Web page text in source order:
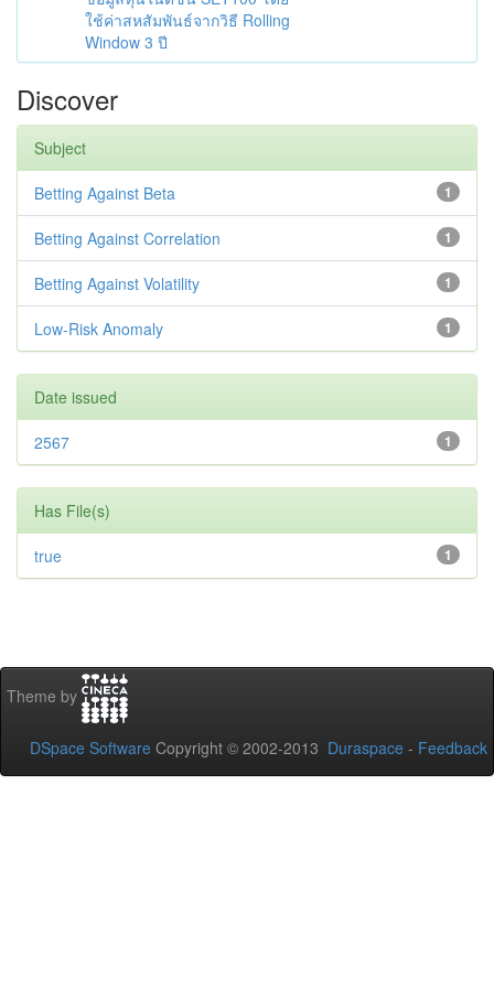
ใช้ค่าสหสัมพันธ์จากวิธี Rolling
Window 3 ปี
Discover
Subject
1
Betting Against Beta
1
Betting Against Correlation
1
Betting Against Volatility
1
Low-Risk Anomaly
Date issued
1
2567
Has File(s)
1
true
Theme by
DSpace Software Copyright © 2002-2013 Duraspace - Feedback